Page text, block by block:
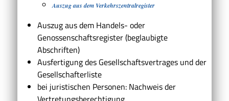
Auszug aus dem Verkehrszentralregister
Auszug aus dem Handels- oder
Genossenschaftsregister (beglaubigte
Abschriften)
Ausfertigung des Gesellschaftsvertrages und der
Gesellschafterliste
bei juristischen Personen: Nachweis der